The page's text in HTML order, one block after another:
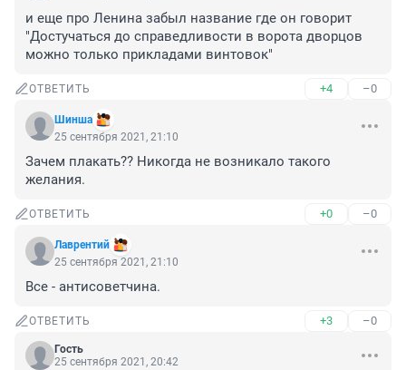
и еще про Ленина забыл название где он говорит
"Достучаться до справедливости в ворота дворцов
можно только прикладами винтовок"
ОТВЕТИТЬ +4 –0
Шинша
25 сентября 2021, 21:10
Зачем плакать?? Никогда не возникало такого
желания.
ОТВЕТИТЬ +0 –0
Лаврентий
25 сентября 2021, 21:10
Все - антисоветчина.
ОТВЕТИТЬ +3 –0
Гость
25 сентября 2021, 20:42